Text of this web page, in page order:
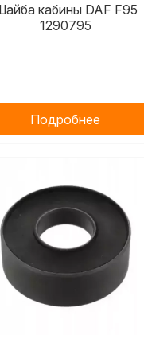
кабины DAF F95
1290795
Подробнее